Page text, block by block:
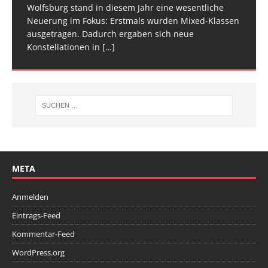
Wolfsburg stand in diesem Jahr eine wesentliche
Neuerung im Fokus: Erstmals wurden Mixed-Klassen
ausgetragen. Dadurch ergaben sich neue
Konstellationen in […]
[…]
Spitze im Trampolinturnen in Biberach an der Riß
(Baden-Württemberg) zu einem hochkarätigen
Wettkampfwochenende: Am Samstag standen die
Deutschen[…]
META
Anmelden
Eintrags-Feed
Kommentar-Feed
WordPress.org